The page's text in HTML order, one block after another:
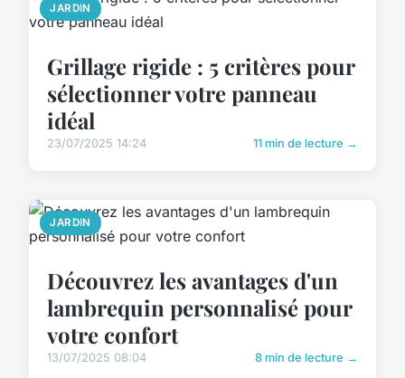
JARDIN
Grillage rigide : 5 critères pour
sélectionner votre panneau
idéal
23/07/2025 14:24 11 min de lecture →
JARDIN
Découvrez les avantages d'un
lambrequin personnalisé pour
votre confort
13/07/2025 08:04 8 min de lecture →